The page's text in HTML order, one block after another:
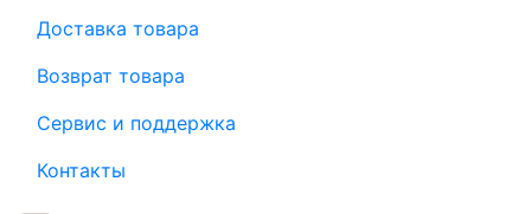
Доставка товара
Возврат товара
Сервис и поддержка
Контакты